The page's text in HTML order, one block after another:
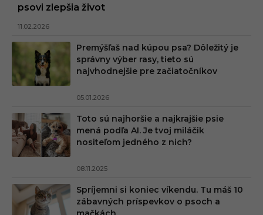
psovi zlepšia život
11.02.2026
Premýšľaš nad kúpou psa? Dôležitý je
správny výber rasy, tieto sú
najvhodnejšie pre začiatočníkov
05.01.2026
Toto sú najhoršie a najkrajšie psie
mená podľa AI. Je tvoj miláčik
nositeľom jedného z nich?
08.11.2025
Spríjemni si koniec víkendu. Tu máš 10
zábavných príspevkov o psoch a